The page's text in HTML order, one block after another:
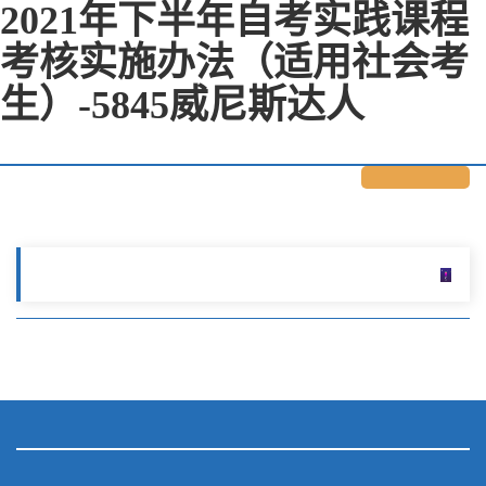
2021年下半年自考实践课程
考核实施办法（适用社会考
生）-5845威尼斯达人